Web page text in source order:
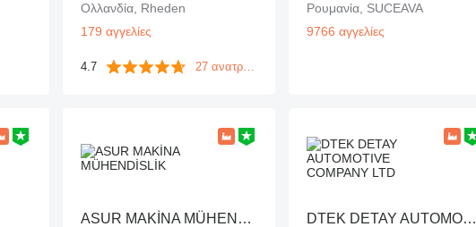
Ολλανδία, Rheden
179 αγγελίες
4.7 27 ανατροφοδοτήσεις
Ρουμανία, SUCEAVA
9766 αγγελίες
ASUR MAKİNA MÜHENDİSLİK DTEK DETAY AUTOMOTIVE COMPANY LTD